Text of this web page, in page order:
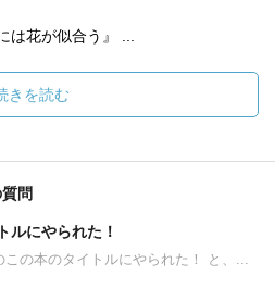
は花が似合う』 ...
きを読む
問
ルにやられた！
この本のタイトルにやられた！ と、...